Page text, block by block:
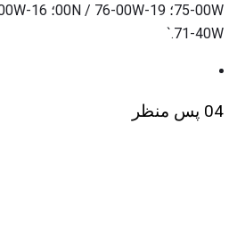
71-40W.`
04 پس منظر